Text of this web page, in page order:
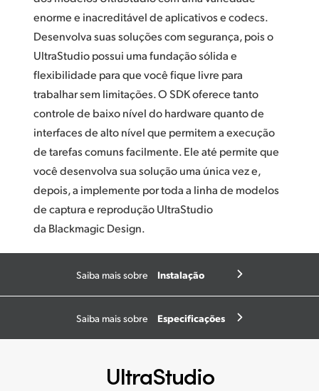
enorme e inacreditável de aplicativos e codecs.
Desenvolva suas soluções com segurança, pois o
UltraStudio possui uma fundação sólida e
flexibilidade para que você fique livre para
trabalhar sem limitações. O SDK oferece tanto
controle de baixo nível do hardware quanto de
interfaces de alto nível que permitem a execução
de tarefas comuns facilmente. Ele até permite que
você desenvolva sua solução uma única vez e,
depois, a implemente por toda a linha de modelos
de captura e reprodução UltraStudio
da Blackmagic Design.
Saiba mais sobre Instalação
Saiba mais sobre Especificações
UltraStudio